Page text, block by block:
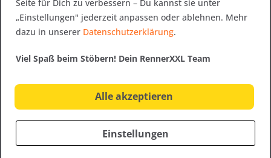
Seite für Dich zu verbessern – Du kannst sie unter
„Einstellungen" jederzeit anpassen oder ablehnen. Mehr
dazu in unserer Datenschutzerklärung.
Viel Spaß beim Stöbern! Dein RennerXXL Team
Alle akzeptieren
Einstellungen